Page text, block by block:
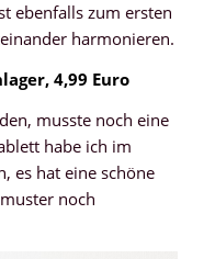
ebenfalls zum ersten
harmonieren.
4,99 Euro
musste noch eine
habe ich im
es hat eine schöne
noch